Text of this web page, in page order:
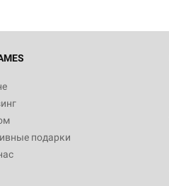
подарки
Боевая тревога
игра Hobby World Сумерки
Четвёртая редакция: Грозовой